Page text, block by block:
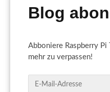
Blog
Abboniere Raspberry Pi
mehr zu verpassen!